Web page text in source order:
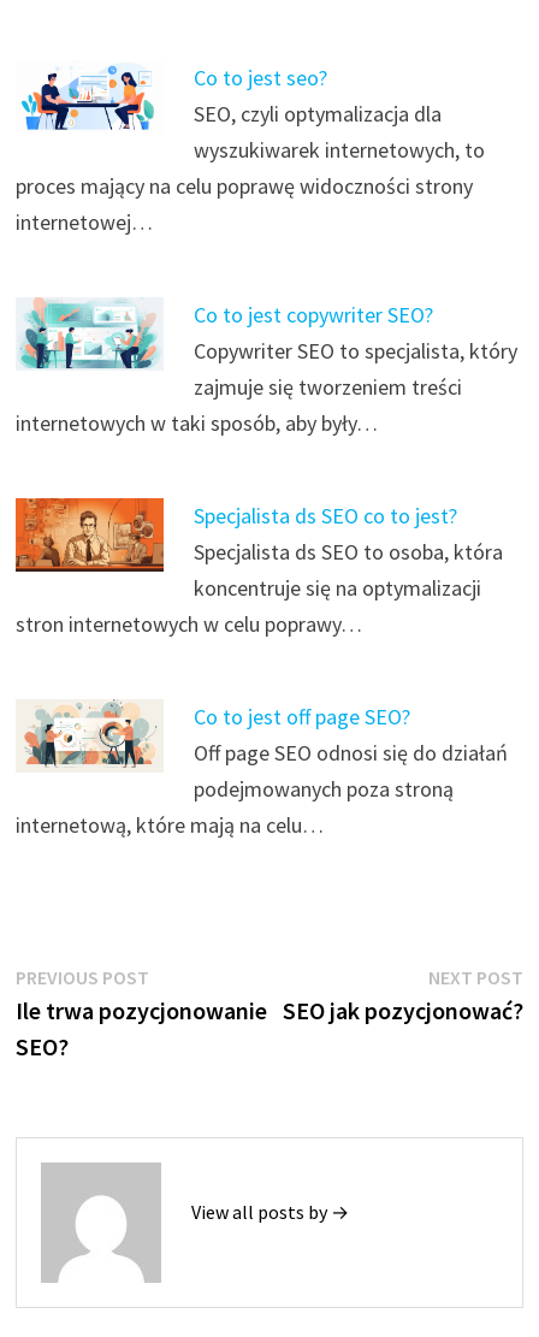
Co to jest seo?
SEO, czyli optymalizacja dla
wyszukiwarek internetowych, to
proces mający na celu poprawę widoczności strony
internetowej…
Co to jest copywriter SEO?
Copywriter SEO to specjalista, który
zajmuje się tworzeniem treści
internetowych w taki sposób, aby były…
Specjalista ds SEO co to jest?
Specjalista ds SEO to osoba, która
koncentruje się na optymalizacji
stron internetowych w celu poprawy…
Co to jest off page SEO?
Off page SEO odnosi się do działań
podejmowanych poza stroną
internetową, które mają na celu…
Nawigacja
wpisu
PREVIOUS POSTPrevious
post:
Ile trwa pozycjonowanie
SEO?
NEXT POST
SEO jak pozycjonować?
View all posts by →